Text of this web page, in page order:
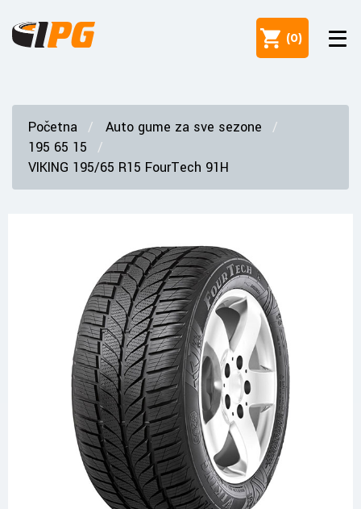
(0)
Početna
Auto gume za sve sezone
195 65 15
VIKING 195/65 R15 FourTech 91H